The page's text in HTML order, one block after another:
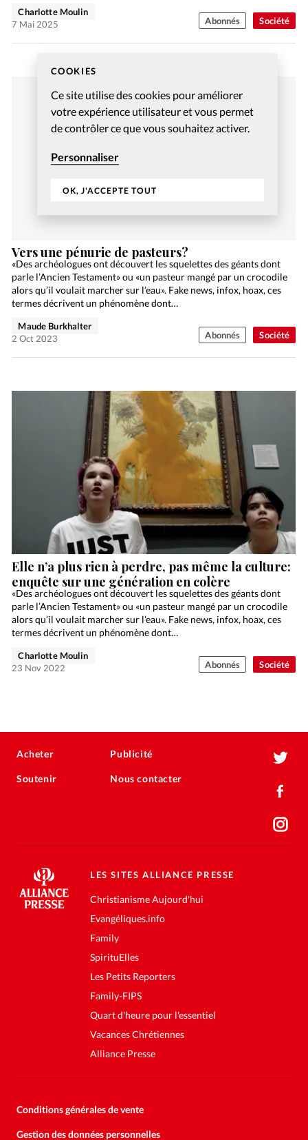
COOKIES
Ce site utilise des cookies pour améliorer
votre expérience utilisateur et vous permet
de contrôler ce que vous souhaitez activer.
Personnaliser
OK, J'ACCEPTE TOUT
Société
Charlotte Moulin
7 Mai 2025
Abonnés
Société
Vers une pénurie de pasteurs?
«Des archéologues ont découvert les squelettes des géants dont
parle l’Ancien Testament» ou «un pasteur mangé par un crocodile
alors qu’il voulait marcher sur l’eau». Fake news, infox, hoax, ces
termes décrivent un phénomène dont…
Maude Burkhalter
2 Oct 2023
Abonnés
Société
Elle n’a plus rien à perdre, pas même la culture:
enquête sur une génération en colère
«Des archéologues ont découvert les squelettes des géants dont
parle l’Ancien Testament» ou «un pasteur mangé par un crocodile
alors qu’il voulait marcher sur l’eau». Fake news, infox, hoax, ces
termes décrivent un phénomène dont…
Charlotte Moulin
23 Nov 2022
Abonnés
Acheter
Soutenir
Publicité
Nous contacter
LES SITES ALLIANCE PRESSE
Christianisme Aujourd'hui
Evangéliques.info
Family
SpirituElles
Les Petits Reporters
Family-FIPS
Quart d'heure pour l'essentiel
Vacances Chrétiennes
Alliance Presse
Conditions générales de vente
Gestion des données personnelles